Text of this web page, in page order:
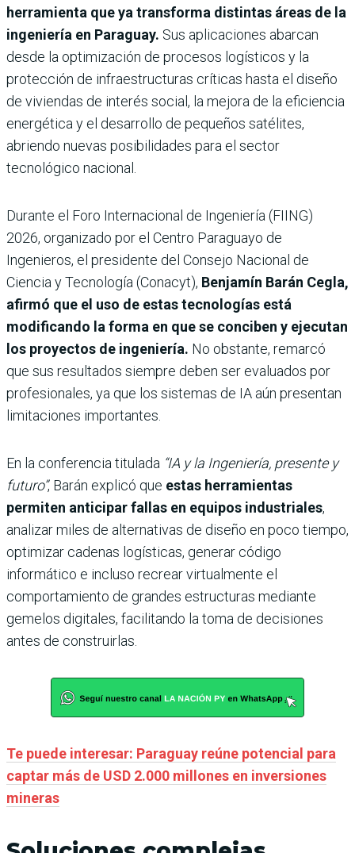
herramienta que ya transforma distintas áreas de la
ingeniería en Paraguay. Sus aplicaciones abarcan
desde la optimización de procesos logísticos y la
protección de infraestructuras críticas hasta el diseño
de viviendas de interés social, la mejora de la eficiencia
energética y el desarrollo de pequeños satélites,
abriendo nuevas posibilidades para el sector
tecnológico nacional.
Durante el Foro Internacional de Ingeniería (FIING)
2026, organizado por el Centro Paraguayo de
Ingenieros, el presidente del Consejo Nacional de
Ciencia y Tecnología (Conacyt), Benjamín Barán Cegla,
afirmó que el uso de estas tecnologías está
modificando la forma en que se conciben y ejecutan
los proyectos de ingeniería. No obstante, remarcó
que sus resultados siempre deben ser evaluados por
profesionales, ya que los sistemas de IA aún presentan
limitaciones importantes.
En la conferencia titulada “IA y la Ingeniería, presente y
futuro”, Barán explicó que estas herramientas
permiten anticipar fallas en equipos industriales,
analizar miles de alternativas de diseño en poco tiempo,
optimizar cadenas logísticas, generar código
informático e incluso recrear virtualmente el
comportamiento de grandes estructuras mediante
gemelos digitales, facilitando la toma de decisiones
antes de construirlas.
Te puede interesar: Paraguay reúne potencial para
captar más de USD 2.000 millones en inversiones
mineras